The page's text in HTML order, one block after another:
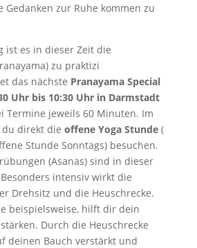
Gedanken zur Ruhe kommen zu
ist es in dieser Zeit die
zu praktizi
das nächste Pranayama Special
Uhr bis 10:30 Uhr in Darmstadt
Termine jeweils 60 Minuten. Im
du direkt die offene Yoga Stunde(
Stunde Sonntags) besuchen.
(Asanas) sind in dieser
intensiv wirkt die
Drehsitz und die Heuschrecke.
beispielsweise, hilft dir dein
Durch die Heuschrecke
deinen Bauch verstärkt und